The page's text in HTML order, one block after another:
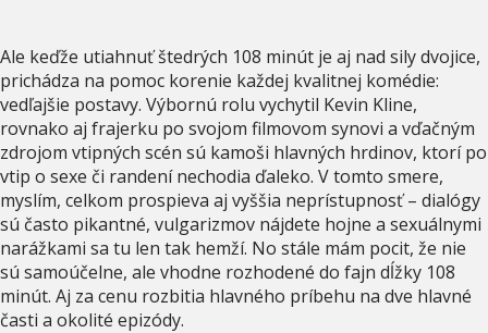
Ale keďže utiahnuť štedrých 108 minút je aj nad sily dvojice,
prichádza na pomoc korenie každej kvalitnej komédie:
vedľajšie postavy. Výbornú rolu vychytil Kevin Kline,
rovnako aj frajerku po svojom filmovom synovi a vďačným
zdrojom vtipných scén sú kamoši hlavných hrdinov, ktorí po
vtip o sexe či randení nechodia ďaleko. V tomto smere,
myslím, celkom prospieva aj vyššia neprístupnosť – dialógy
sú často pikantné, vulgarizmov nájdete hojne a sexuálnymi
narážkami sa tu len tak hemží. No stále mám pocit, že nie
sú samoúčelne, ale vhodne rozhodené do fajn dĺžky 108
minút. Aj za cenu rozbitia hlavného príbehu na dve hlavné
časti a okolité epizódy.